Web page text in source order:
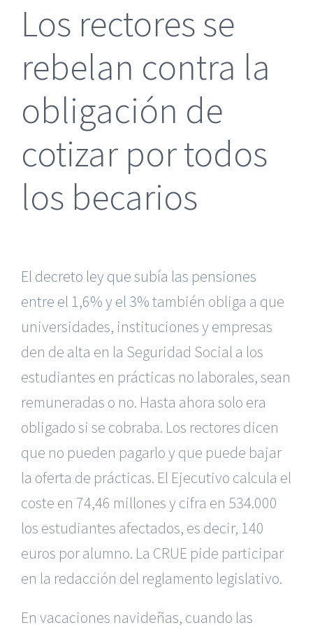
Los rectores se
rebelan contra la
obligación de
cotizar por todos
los becarios
El decreto ley que subía las pensiones
entre el 1,6% y el 3%también obliga a que
universidades, instituciones y empresas
den de alta en la Seguridad Social a los
estudiantes en prácticas no laborales, sean
remuneradas o no. Hasta ahora solo era
obligado si se cobraba. Los rectores dicen
que no pueden pagarlo y que puede bajar
la oferta de prácticas. El Ejecutivo calcula el
coste en 74,46 millones y cifra en 534.000
los estudiantes afectados, es decir, 140
euros por alumno. La CRUE pide participar
en la redacción del reglamento legislativo.
En vacaciones navideñas, cuando las